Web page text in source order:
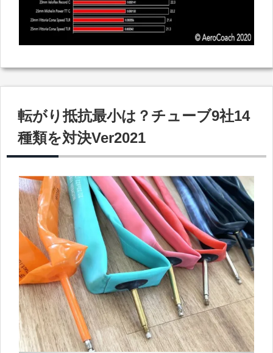
転がり抵抗最小は？チューブ9社14
種類を対決Ver2021